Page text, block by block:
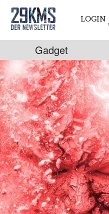
LOGIN
Gadget